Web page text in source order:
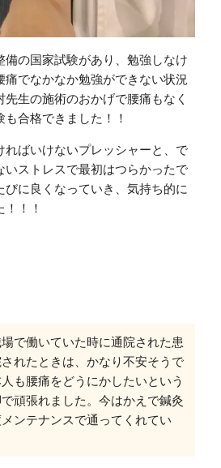
備の国家試験があり、勉強しなけ
痛でなかなか勉強ができない状況
生の施術のおかげで腰痛もなく
合格できました！！
ればいけないプレッシャーと、で
いストレスで最初はつらかったで
に良くなっていき、気持ち的に
！！
で働いていた時に通院された患
れたときは、かなり不安そうで
も腰痛をどうにかしたいという
頑張れました。今はかえで鍼灸
ンテナンスで通ってくれてい